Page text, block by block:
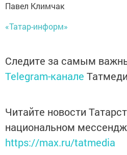
Павел Климчак
«Татар-информ»
Следите за самым
Telegram-канале
Читайте новости
национальном
https://max.ru/tatmedia